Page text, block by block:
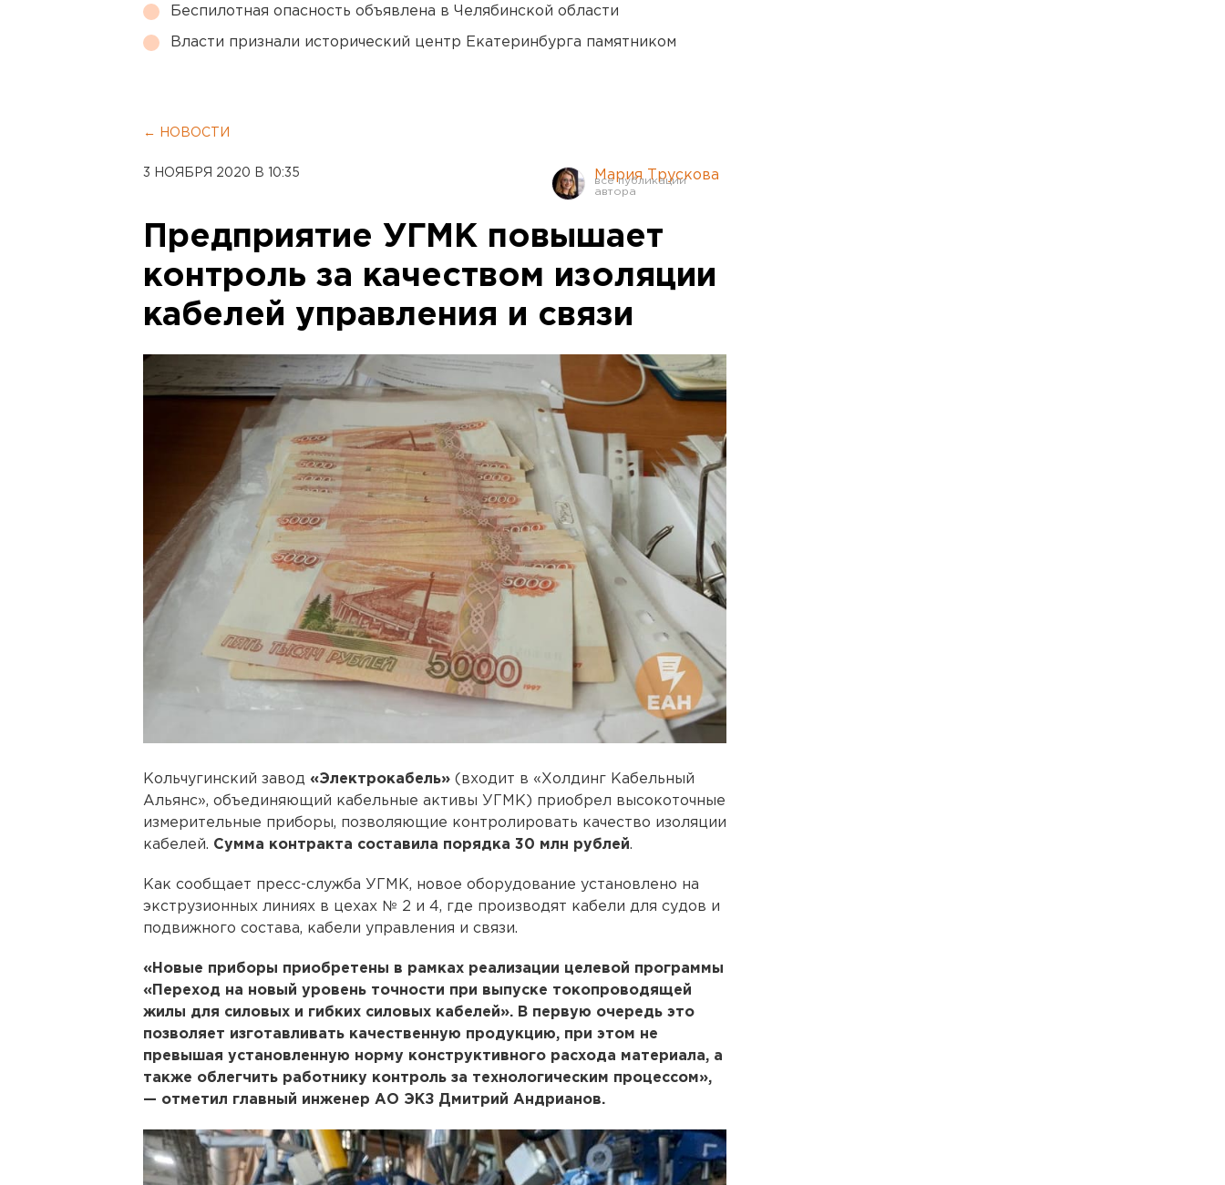
Беспилотная опасность объявлена в Челябинской области
Власти признали исторический центр Екатеринбурга памятником
← НОВОСТИ
3 НОЯБРЯ 2020 В 10:35 Мария Трускова
Предприятие УГМК повышает
контроль за качеством изоляции
кабелей управления и связи
Кольчугинский завод «Электрокабель» (входит в «Холдинг Кабельный
Альянс», объединяющий кабельные активы УГМК) приобрел высокоточные
измерительные приборы, позволяющие контролировать качество изоляции
кабелей. Сумма контракта составила порядка 30 млн рублей.
Как сообщает пресс-служба УГМК, новое оборудование установлено на
экструзионных линиях в цехах № 2 и 4, где производят кабели для судов и
подвижного состава, кабели управления и связи.
«Новые приборы приобретены в рамках реализации целевой программы
«Переход на новый уровень точности при выпуске токопроводящей
жилы для силовых и гибких силовых кабелей». В первую очередь это
позволяет изготавливать качественную продукцию, при этом не
превышая установленную норму конструктивного расхода материала, а
также облегчить работнику контроль за технологическим процессом»,
— отметил главный инженер АО ЭКЗ Дмитрий Андрианов.